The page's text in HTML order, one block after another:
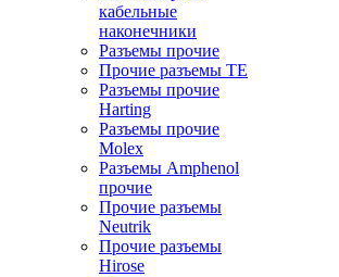
кабельные
наконечники
Разъeмы прочие
Прочие разъемы TE
Разъемы прочие
Harting
Разъемы прочие
Molex
Разъемы Amphenol
прочие
Прочие разъемы
Neutrik
Прочие разъемы
Hirose